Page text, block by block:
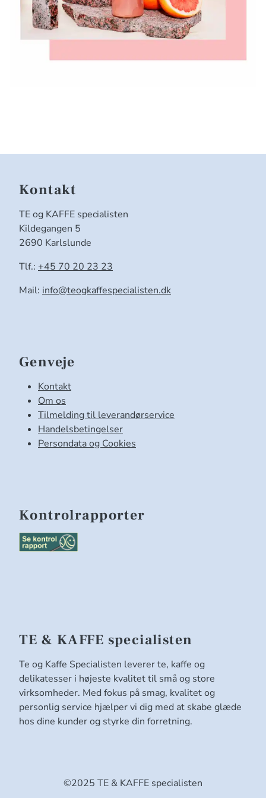
Kontakt
TE og KAFFE specialisten
Kildegangen 5
2690 Karlslunde
Tlf.: +45 70 20 23 23
Mail: info@teogkaffespecialisten.dk
Genveje
Kontakt
Om os
Tilmelding til leverandørservice
Handelsbetingelser
Persondata og Cookies
Kontrolrapporter
TE & KAFFE specialisten
Te og Kaffe Specialisten leverer te, kaffe og
delikatesser i højeste kvalitet til små og store
virksomheder. Med fokus på smag, kvalitet og
personlig service hjælper vi dig med at skabe glæde
hos dine kunder og styrke din forretning.
©2025 TE & KAFFE specialisten